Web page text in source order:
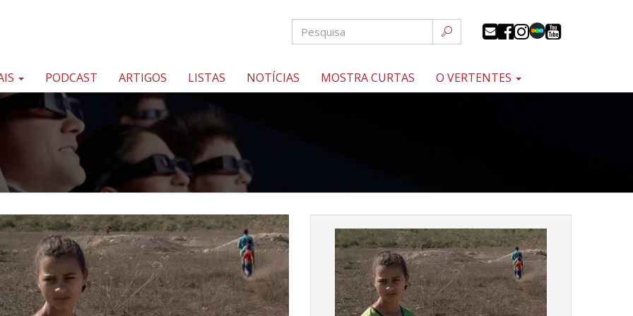
PODCAST ARTIGOS LISTAS NOTÍCIAS MOSTRA CURTAS O VERTENTES